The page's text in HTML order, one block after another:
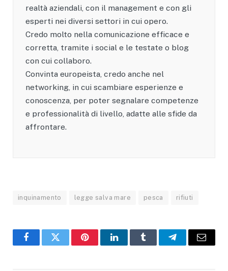
realtà aziendali, con il management e con gli
esperti nei diversi settori in cui opero.
Credo molto nella comunicazione efficace e
corretta, tramite i social e le testate o blog
con cui collaboro.
Convinta europeista, credo anche nel
networking, in cui scambiare esperienze e
conoscenza, per poter segnalare competenze
e professionalità di livello, adatte alle sfide da
affrontare.
inquinamento legge salva mare pesca rifiuti
Facebook
X PinterestLinkedInTumblr TelegramEmail